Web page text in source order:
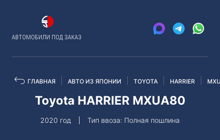
АВТОМОБИЛИ ПОД ЗАКАЗ
ГЛАВНАЯ АВТО ИЗ ЯПОНИИ TOYOTA HARRIER
Toyota HARRIER MXUA80
2020 год Тип ввоза: Полная пошлина